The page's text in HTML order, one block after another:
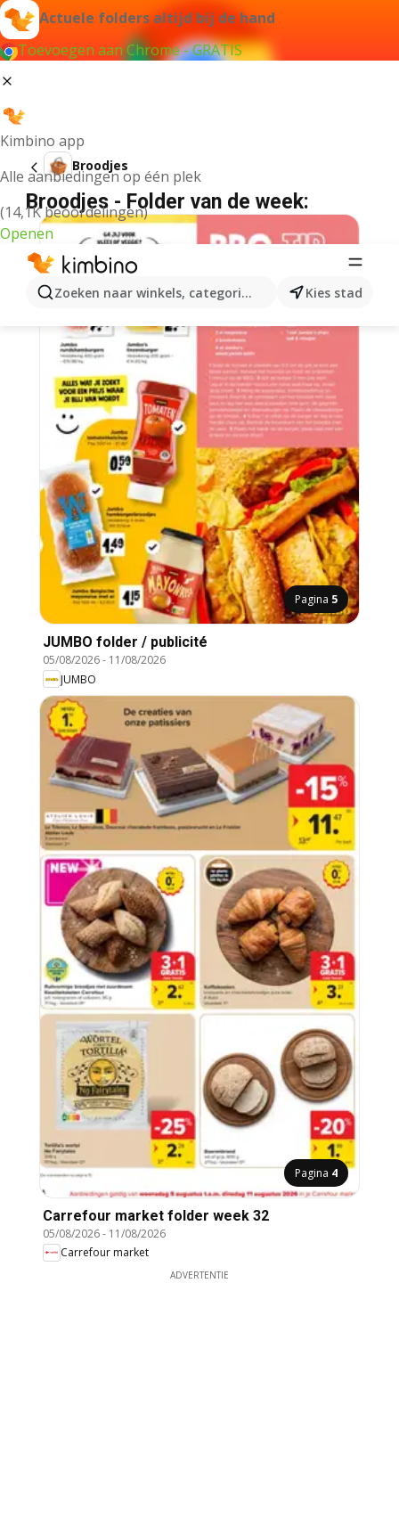
Actuele folders altijd bij de hand
Toevoegen aan Chrome - GRATIS
Kimbino app
Alle aanbiedingen op één plek
(14,1K beoordelingen)
Openen
Zoeken naar winkels, categorieën, producten...
Kies stad
Broodjes
Broodjes - Folder van de week:
Pagina 5
JUMBO folder / publicité
05/08/2026- 11/08/2026
JUMBO
Pagina 4
Carrefour market folder week 32
05/08/2026- 11/08/2026
Carrefour market
ADVERTENTIE